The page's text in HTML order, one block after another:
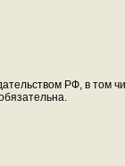
РФ, в том